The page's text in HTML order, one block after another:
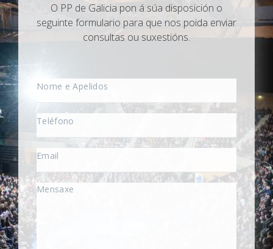
O PP de Galicia pon á súa disposición o
seguinte formulario para que nos poida enviar
consultas ou suxestións.